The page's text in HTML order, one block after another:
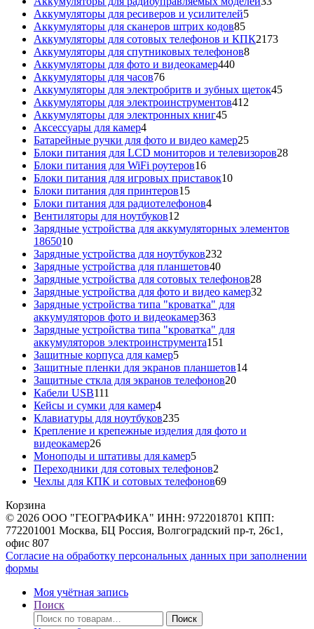
Аккумуляторы для ресиверов и усилителей55
Аккумуляторы для сканеров штрих кодов8585
товаров
Аккумуляторы для сотовых телефонов и КПК21732173
Аккумуляторы для спутниковых телефонов88
Аккумуляторы для фото и видеокамер440440
Аккумуляторы для часов7676
товаров
Аккумуляторы для электробритв и зубных щеток4545
Аккумуляторы для электроинструментов412
Аккумуляторы для электронных книг4545
Аксессуары для камер44
товара
Батарейные ручки для фото и видео камер2525
товаров
Блоки питания для LCD мониторов и телевизоров2828
Блоки питания для WiFi роутеров1616
товаров
Блоки питания для игровых приставок1010
Блоки питания для принтеров1515
товаров
Блоки питания для радиотелефонов44
Вентиляторы для ноутбуков12
товаров
Зарядные устройства для аккумуляторных элементов
186501010
товаров
Зарядные устройства для ноутбуков232
Зарядные устройства для планшетов4040
товаров
Зарядные устройства для сотовых телефонов2828
товаров
Зарядные устройства для фото и видео камер32
Зарядные устройства типа "кроватка" для
аккумуляторов фото и видеокамер363363
товара
Зарядные устройства типа "кроватка" для
аккумуляторов электроинструмента151
Защитные корпуса для камер55
товаров
Защитные пленки для экранов планшетов1414
Защитные сткла для экранов телефонов2020
Кабели USB111
товаров
Кейсы и сумки для камер44
товара
Клавиатуры для ноутбуков235235
товаров
Крепление и крепежные изделия для фото и
видеокамер2626
товаров
Моноподы и штативы для камер55
товаров
Переходники для сотовых телефонов2
товара
Чехлы для КПК и сотовых телефонов6969
Корзина
© 2026 ООО "ГЕОГРАФИКА" ИНН: 9722018701 КПП:
772201001 Москва, БЦ Россия, Волгоградский пр-т, 26с1,
офис 807
Согласие на обработку персональных данных при заполнении
формы
Моя учётная запись
Поиск
Искать:
Поиск